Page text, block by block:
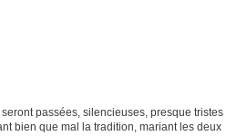
passées, silencieuses, presque tristes
bien que mal la tradition, mariant les deux